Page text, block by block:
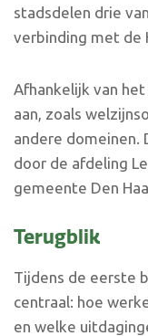
stadsdelen drie
verbinding met de
Afhankelijk van
aan, zoals
andere domeinen.
door de afdeling
gemeente Den
Terugblik
Tijdens de eerste
centraal: hoe
en welke